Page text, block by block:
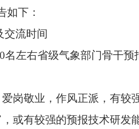
如下：
交流时间
名左右省级气象部门骨干预
岗敬业，作风正派，有较
或有较强的预报技术研发